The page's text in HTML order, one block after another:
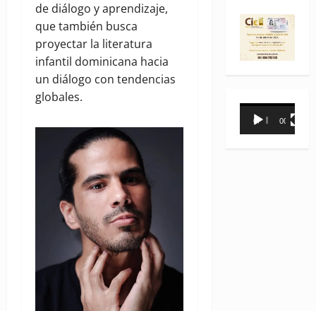
de diálogo y aprendizaje,
que también busca
proyectar la literatura
infantil dominicana hacia
un diálogo con tendencias
globales.
Reproductor
00:00 00:31